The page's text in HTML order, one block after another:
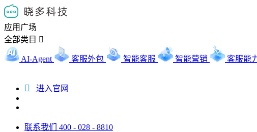
应用广场
全部类目 
AI-Agent 客服外包 智能客服 智能营销 客服能
 进入官网
联系我们 400 - 028 - 8810